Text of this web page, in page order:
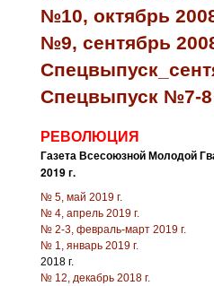
№10, октябрь
№9, сентябрь
Спецвыпуск №7-8
РЕВОЛЮЦИЯ
Газета Всесоюзной Молодой
2019 г.
№ 5, май 2019 г.
№ 4, апрель 2019 г.
№ 2-3, февраль-март 2019 г.
№ 1, январь 2019 г.
2018 г.
№ 12, декабрь 2018 г.